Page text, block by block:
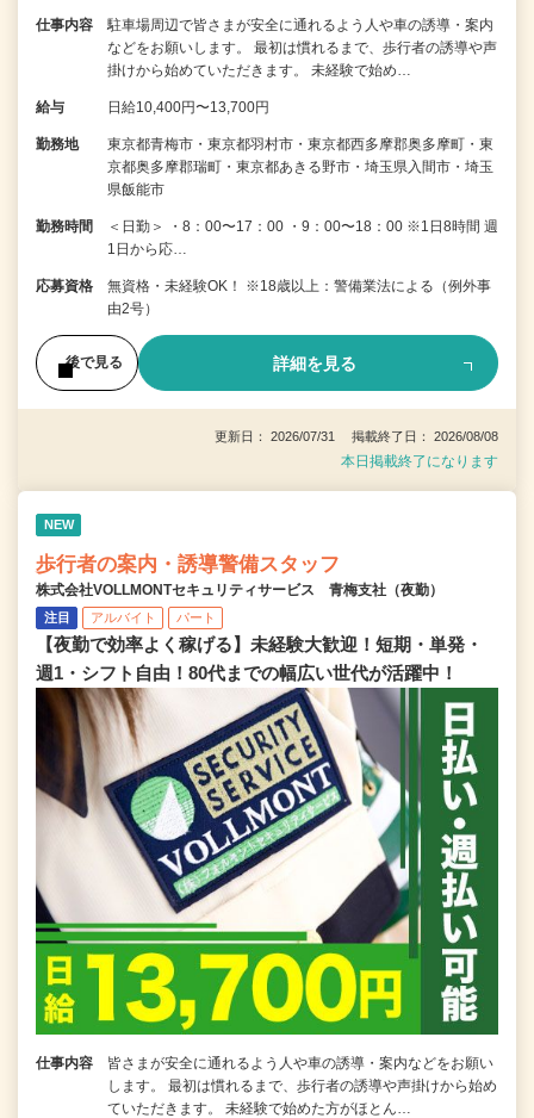
仕事内容
駐車場周辺で皆さまが安全に通れるよう人や車の誘導・案内
などをお願いします。 最初は慣れるまで、歩行者の誘導や声
掛けから始めていただきます。 未経験で始め…
給与 日給10,400円〜13,700円
勤務地
東京都青梅市・東京都羽村市・東京都西多摩郡奥多摩町・東
京都奥多摩郡瑞町・東京都あきる野市・埼玉県入間市・埼玉
県飯能市
勤務時間
＜日勤＞ ・8：00〜17：00 ・9：00〜18：00 ※1日8時間 週
1日から応…
応募資格
無資格・未経験OK！ ※18歳以上：警備業法による（例外事
由2号）
後で見る 詳細を見る
更新日： 2026/07/31 掲載終了日： 2026/08/08
本日掲載終了になります
NEW
歩行者の案内・誘導警備スタッフ
株式会社VOLLMONTセキュリティサービス 青梅支社（夜勤）
注目 アルバイト パート
【夜勤で効率よく稼げる】未経験大歓迎！短期・単発・
週1・シフト自由！80代までの幅広い世代が活躍中！
仕事内容
皆さまが安全に通れるよう人や車の誘導・案内などをお願い
します。 最初は慣れるまで、歩行者の誘導や声掛けから始め
ていただきます。 未経験で始めた方がほとん…